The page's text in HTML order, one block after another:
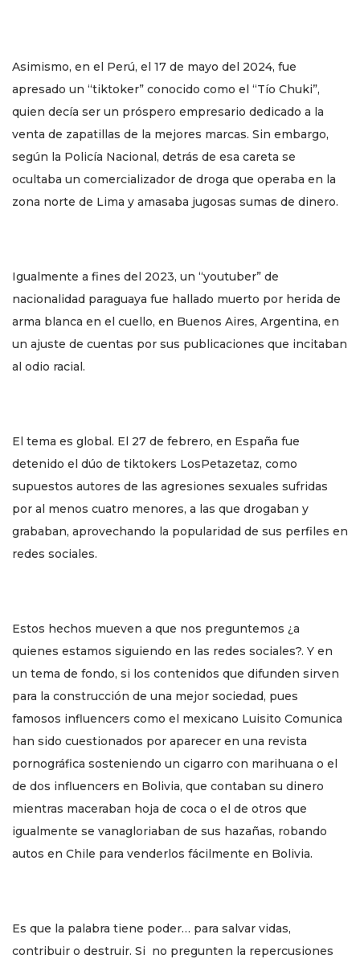
Asimismo, en el Perú, el 17 de mayo del 2024, fue
apresado un “tiktoker” conocido como el “Tío Chuki”,
quien decía ser un próspero empresario dedicado a la
venta de zapatillas de la mejores marcas. Sin embargo,
según la Policía Nacional, detrás de esa careta se
ocultaba un comercializador de droga que operaba en la
zona norte de Lima y amasaba jugosas sumas de dinero.
Igualmente a fines del 2023, un “youtuber” de
nacionalidad paraguaya fue hallado muerto por herida de
arma blanca en el cuello, en Buenos Aires, Argentina, en
un ajuste de cuentas por sus publicaciones que incitaban
al odio racial.
El tema es global. El 27 de febrero, en España fue
detenido el dúo de tiktokers LosPetazetaz, como
supuestos autores de las agresiones sexuales sufridas
por al menos cuatro menores, a las que drogaban y
grababan, aprovechando la popularidad de sus perfiles en
redes sociales.
Estos hechos mueven a que nos preguntemos ¿a
quienes estamos siguiendo en las redes sociales?. Y en
un tema de fondo, si los contenidos que difunden sirven
para la construcción de una mejor sociedad, pues
famosos influencers como el mexicano Luisito Comunica
han sido cuestionados por aparecer en una revista
pornográfica sosteniendo un cigarro con marihuana o el
de dos influencers en Bolivia, que contaban su dinero
mientras maceraban hoja de coca o el de otros que
igualmente se vanagloriaban de sus hazañas, robando
autos en Chile para venderlos fácilmente en Bolivia.
Es que la palabra tiene poder… para salvar vidas,
contribuir o destruir. Si no pregunten la repercusiones